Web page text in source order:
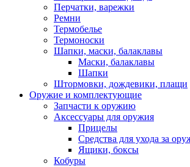
Перчатки, варежки
Ремни
Термобелье
Термоноски
Шапки, маски, балаклавы
Маски, балаклавы
Шапки
Штормовки, дождевики, плащи
Оружие и комплектующие
Запчасти к оружию
Аксессуары для оружия
Прицелы
Средства для ухода за
Ящики, боксы
Кобуры